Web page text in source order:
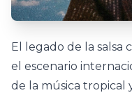
El legado de la salsa
el escenario
de la música tropical